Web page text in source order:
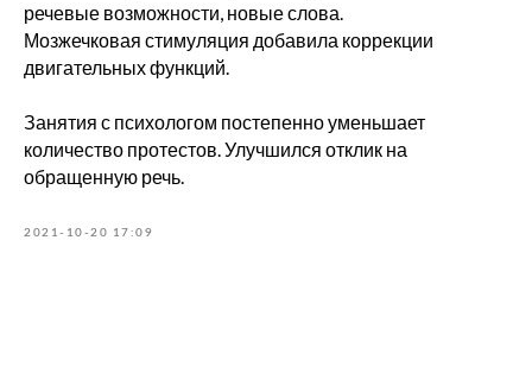
речевые возможности, новые слова.
Мозжечковая стимуляция добавила коррекции
двигательных функций.
Занятия с психологом постепенно уменьшает
количество протестов. Улучшился отклик на
обращенную речь.
2021-10-20 17:09